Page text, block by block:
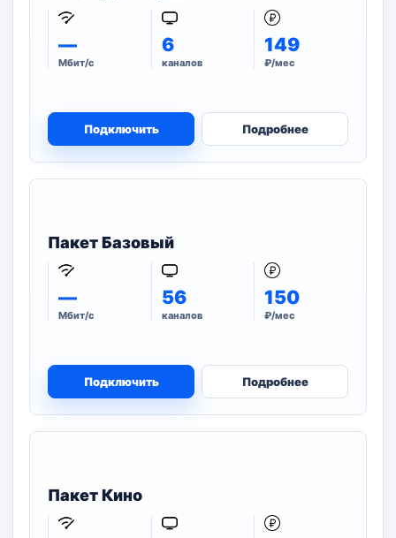
—
Мбит/с
6
каналов
149
₽/мес
Подключить Подробнее
Пакет Базовый
—
Мбит/с
56
каналов
150
₽/мес
Подключить Подробнее
Пакет Кино